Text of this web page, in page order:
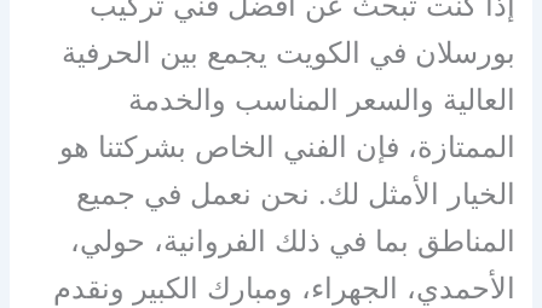
بورسلان في الكويت يجمع بين الحرفية
العالية والسعر المناسب والخدمة
الممتازة، فإن الفني الخاص بشركتنا هو
الخيار الأمثل لك. نحن نعمل في جميع
المناطق بما في ذلك الفروانية، حولي،
الأحمدي، الجهراء، ومبارك الكبير ونقدم